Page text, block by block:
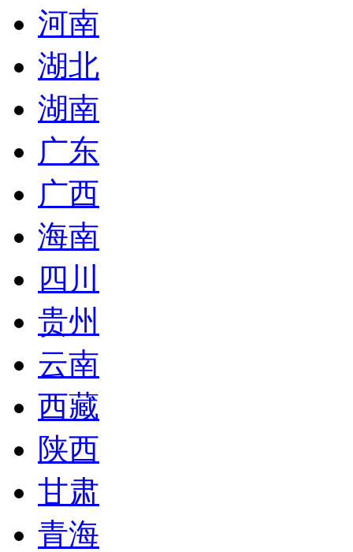
河南
湖北
湖南
广东
广西
海南
四川
贵州
云南
西藏
陕西
甘肃
青海